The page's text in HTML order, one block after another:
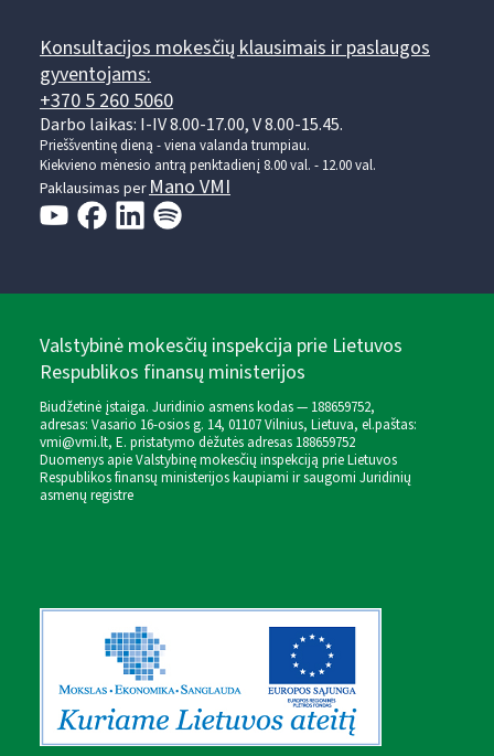
Konsultacijos mokesčių klausimais ir paslaugos
gyventojams:
+370 5 260 5060
Darbo laikas: I-IV 8.00-17.00, V 8.00-15.45.
Prieššventinę dieną - viena valanda trumpiau.
Kiekvieno mėnesio antrą penktadienį 8.00 val. - 12.00 val.
Paklausimas perMano VMI
Valstybinė mokesčių inspekcija prie Lietuvos
Respublikos finansų ministerijos
Biudžetinė įstaiga. Juridinio asmens kodas — 188659752,
adresas: Vasario 16-osios g. 14, 01107 Vilnius, Lietuva, el.paštas:
vmi@vmi.lt, E. pristatymo dėžutės adresas 188659752
Duomenys apie Valstybinę mokesčių inspekciją prie Lietuvos
Respublikos finansų ministerijos kaupiami ir saugomi Juridinių
asmenų registre